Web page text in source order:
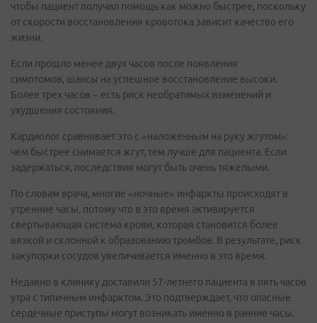
чтобы пациент получил помощь как можно быстрее, поскольку
от скорости восстановления кровотока зависит качество его
жизни.
Если прошло менее двух часов после появления
симптомов, шансы на успешное восстановление высоки.
Более трех часов – есть риск необратимых изменений и
ухудшения состояния.
Кардиолог сравнивает это с «наложенным на руку жгутом»:
чем быстрее снимается жгут, тем лучше для пациента. Если
задержаться, последствия могут быть очень тяжелыми.
По словам врача, многие «ночные» инфаркты происходят в
утренние часы, потому что в это время активируется
свертывающая система крови, которая становится более
вязкой и склонной к образованию тромбов. В результате, риск
закупорки сосудов увеличивается именно в это время.
Недавно в клинику доставили 57-летнего пациента в пять часов
утра с типичным инфарктом. Это подтверждает, что опасные
сердечные приступы могут возникать именно в ранние часы.